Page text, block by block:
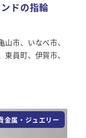
ドの指輪
市、いなべ市、
員町、伊賀市、
金属・ジュエリー